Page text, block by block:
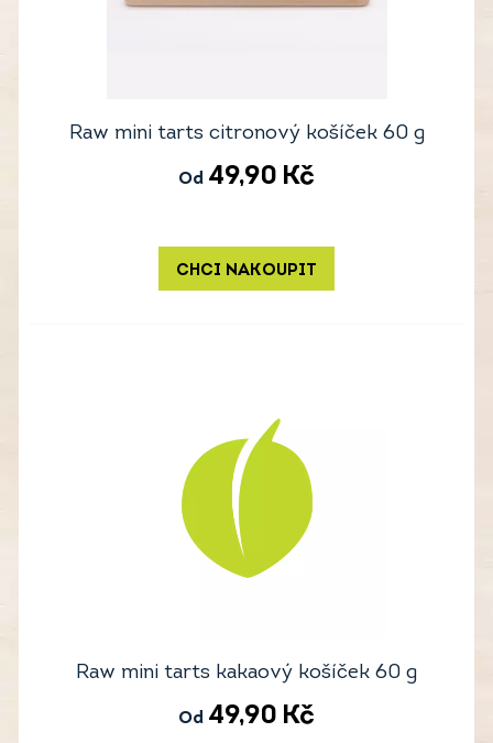
Raw mini tarts citronový košíček 60 g
Od 49,90 Kč
CHCI NAKOUPIT
Raw mini tarts kakaový košíček 60 g
Od 49,90 Kč